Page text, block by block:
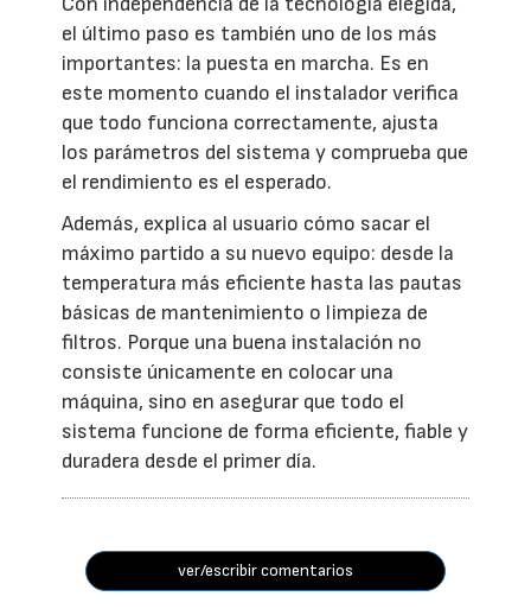
el último paso es también uno de los más
importantes: la puesta en marcha. Es en
este momento cuando el instalador verifica
que todo funciona correctamente, ajusta
los parámetros del sistema y comprueba que
el rendimiento es el esperado.
Además, explica al usuario cómo sacar el
máximo partido a su nuevo equipo: desde la
temperatura más eficiente hasta las pautas
básicas de mantenimiento o limpieza de
filtros. Porque una buena instalación no
consiste únicamente en colocar una
máquina, sino en asegurar que todo el
sistema funcione de forma eficiente, fiable y
duradera desde el primer día.
ver/escribir comentarios